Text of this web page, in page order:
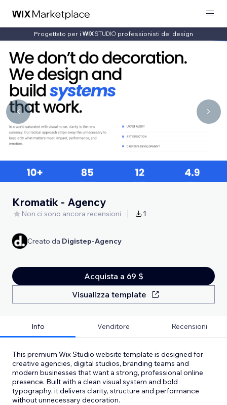
Progettato per i professionisti del design
Kromatik - Agency
Non ci sono ancora recensioni 1
Creato da Digistep-Agency
Acquista a 69 $
Visualizza template
Info Venditore Recensioni
This premium Wix Studio website template is designed for
creative agencies, digital studios, branding teams and
modern businesses that want a strong, professional online
presence. Built with a clean visual system and bold
typography, it delivers clarity, structure and performance
without unnecessary decoration.